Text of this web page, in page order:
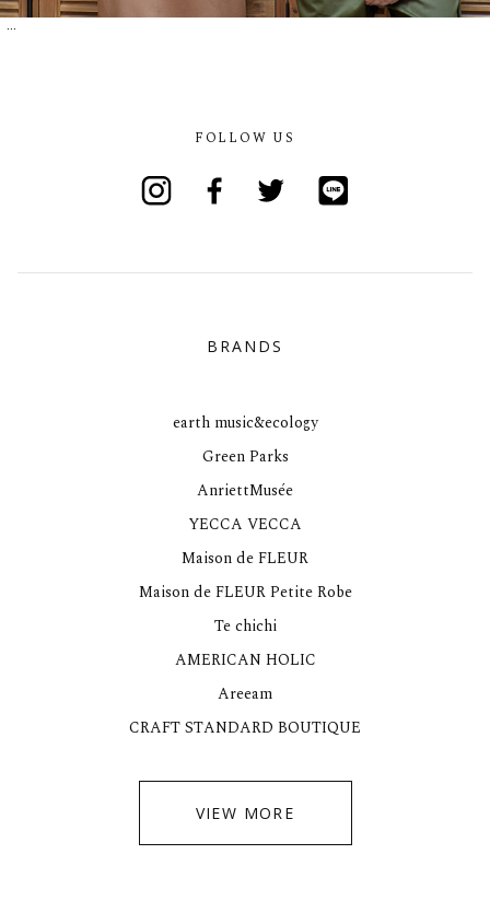
FOLLOW US
BRANDS
earth music&ecology
Green Parks
AnriettMusée
YECCA VECCA
Maison de FLEUR
Maison de FLEUR Petite Robe
Te chichi
AMERICAN HOLIC
Areeam
CRAFT STANDARD BOUTIQUE
VIEW MORE